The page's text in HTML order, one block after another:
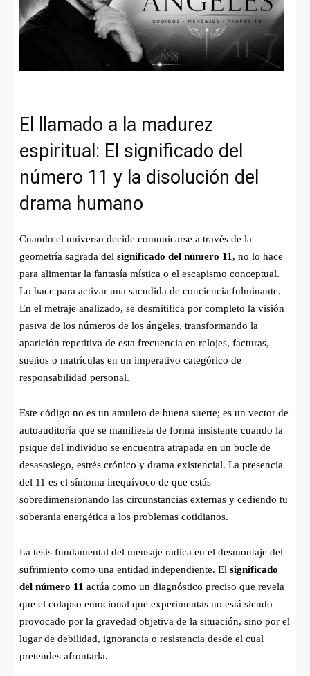
El llamado a la madurez
espiritual: El significado del
número 11 y la disolución del
drama humano
Cuando el universo decide comunicarse a través de la
geometría sagrada del significado del número 11 , no lo hace
para alimentar la fantasía mística o el escapismo conceptual.
Lo hace para activar una sacudida de conciencia fulminante.
En el metraje analizado, se desmitifica por completo la visión
pasiva de los números de los ángeles, transformando la
aparición repetitiva de esta frecuencia en relojes, facturas,
sueños o matrículas en un imperativo categórico de
responsabilidad personal.
Este código no es un amuleto de buena suerte; es un vector de
autoauditoría que se manifiesta de forma insistente cuando la
psique del individuo se encuentra atrapada en un bucle de
desasosiego, estrés crónico y drama existencial. La presencia
del 11 es el síntoma inequívoco de que estás
sobredimensionando las circunstancias externas y cediendo tu
soberanía energética a los problemas cotidianos.
La tesis fundamental del mensaje radica en el desmontaje del
sufrimiento como una entidad independiente. El significado
del número 11 actúa como un diagnóstico preciso que revela
que el colapso emocional que experimentas no está siendo
provocado por la gravedad objetiva de la situación, sino por el
lugar de debilidad, ignorancia o resistencia desde el cual
pretendes afrontarla.